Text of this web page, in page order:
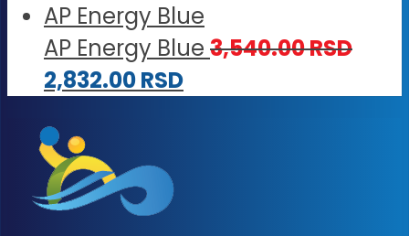
AP Energy Blue 3,540.00RSD
2,832.00RSD